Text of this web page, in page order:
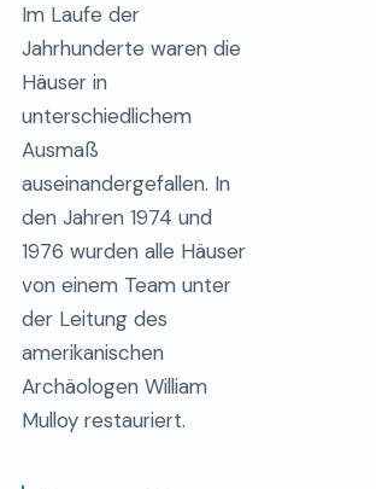
Im Laufe der
Jahrhunderte waren die
Häuser in
unterschiedlichem
Ausmaß
auseinandergefallen. In
den Jahren 1974 und
1976 wurden alle Häuser
von einem Team unter
der Leitung des
amerikanischen
Archäologen William
Mulloy restauriert.